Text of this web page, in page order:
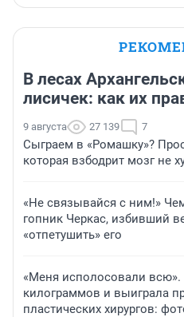
В лесах
лисичек: как их
9 августа 27 139 7
Сыграем в «Ромашку»?
которая взбодрит мозг не
«Не связывайся с ним!»
гопник Черкас, избивший
«отпетушить» его
«Меня исполосовали всю».
килограммов и выиграла
пластических хирургов: